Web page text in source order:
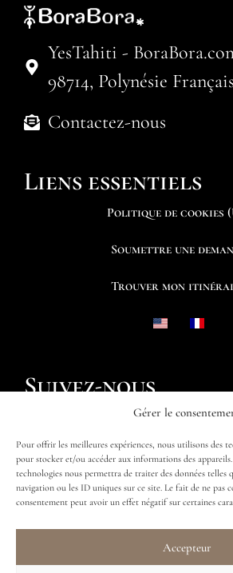
Gérer le
Pour offrir les meilleures expériences, nous utilisons des
pour stocker et/ou accéder aux informations des
technologies nous permettra de traiter des données telles
navigation ou les ID uniques sur ce site. Le fait de ne pas
consentement peut avoir un effet négatif sur certaines
Accepteur
YesTahiti -
98714, Polynésie
Contactez-nous
Liens essentiels
Politique de cookies
Soumettre une
Trouver mon
Suivez-nous